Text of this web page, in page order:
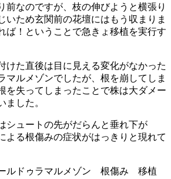
前なのですが、枝の伸びようと横張り
いため玄関前の花壇にはもう収まりま
ば！ということで急きょ移植を実行す
けた直後は目に見える変化がなかった
マルメゾンでしたが、根を崩してしま
を失ってしまったことで株は大ダメー
ました。
シュートの先がだらんと垂れ下が
よる根傷みの症状がはっきりと現れて